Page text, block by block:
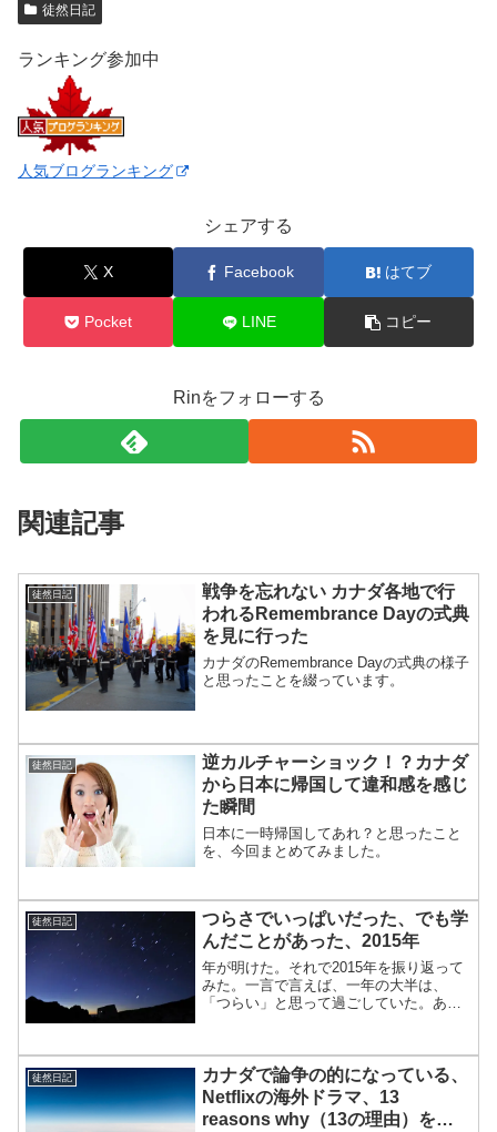
徒然日記
ランキング参加中
人気ブログランキング
シェアする
X Facebook はてブ
Pocket LINE コピー
Rinをフォローする
関連記事
徒然日記
戦争を忘れない カナダ各地で行
われるRemembrance Dayの式典
を見に行った
カナダのRemembrance Dayの式典の様子
と思ったことを綴っています。
徒然日記
逆カルチャーショック！？カナダ
から日本に帰国して違和感を感じ
た瞬間
日本に一時帰国してあれ？と思ったこと
を、今回まとめてみました。
徒然日記
つらさでいっぱいだった、でも学
んだことがあった、2015年
年が明けた。それで2015年を振り返って
みた。一言で言えば、一年の大半は、
「つらい」と思って過ごしていた。あり
さ。将来が見えないつらさ。今日は少し
長くなります。私がカナダ...
徒然日記
カナダで論争の的になっている、
Netflixの海外ドラマ、13
reasons why（13の理由）をみ